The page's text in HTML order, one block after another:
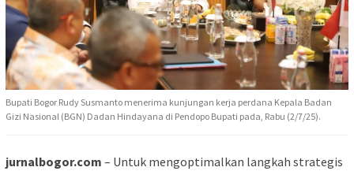
Bupati Bogor Rudy Susmanto menerima kunjungan kerja perdana Kepala Badan
Gizi Nasional (BGN) Dadan Hindayana di Pendopo Bupati pada, Rabu (2/7/25).
jurnalbogor.com – Untuk mengoptimalkan langkah strategis